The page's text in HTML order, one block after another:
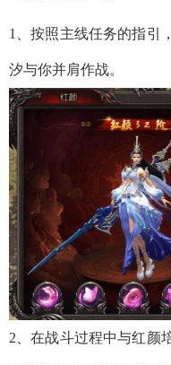
1、按照主线任务的指引
汐与你并肩作战。
2、在战斗过程中与红颜